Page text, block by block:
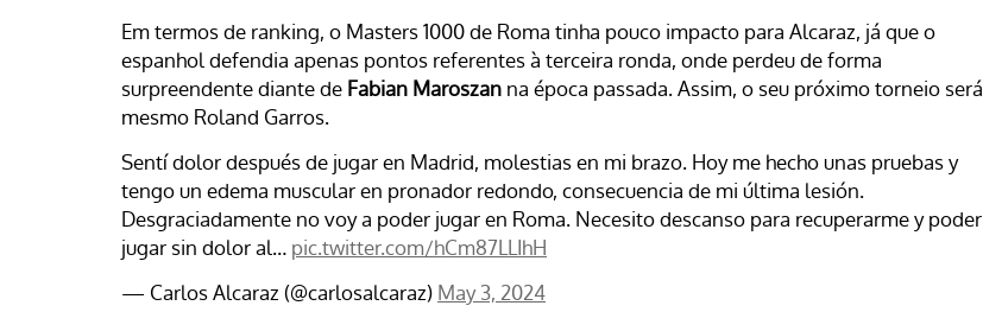
Em termos de ranking, o Masters 1000 de Roma tinha pouco impacto para Alcaraz, já que o
espanhol defendia apenas pontos referentes à terceira ronda, onde perdeu de forma
surpreendente diante de Fabian Maroszan na época passada. Assim, o seu próximo torneio será
mesmo Roland Garros.
Sentí dolor después de jugar en Madrid, molestias en mi brazo. Hoy me hecho unas pruebas y
tengo un edema muscular en pronador redondo, consecuencia de mi última lesión.
Desgraciadamente no voy a poder jugar en Roma. Necesito descanso para recuperarme y poder
jugar sin dolor al… pic.twitter.com/hCm87LLIhH
— Carlos Alcaraz (@carlosalcaraz) May 3, 2024